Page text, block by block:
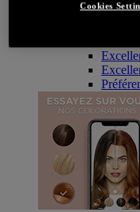
Cookies